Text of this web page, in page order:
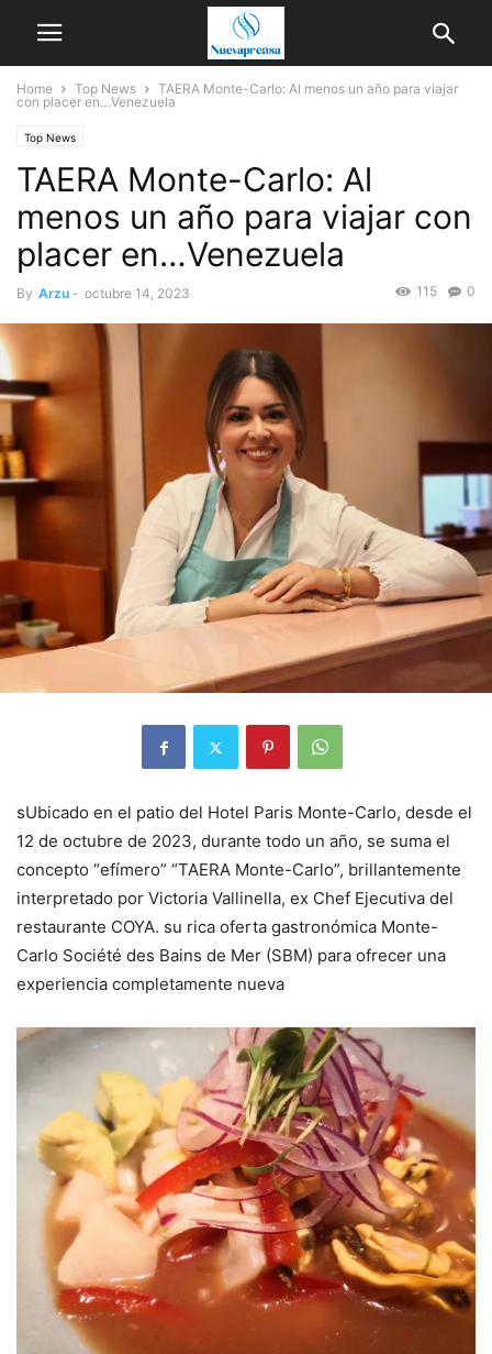
Home Top News
TAERA Monte-Carlo: Al menos un año para viajar
con placer en…Venezuela
Top News
TAERA Monte-Carlo: Al
menos un año para viajar con
placer en…Venezuela
By Arzu - octubre 14, 2023 0
115
sUbicado en el patio del Hotel Paris Monte-Carlo, desde el
12 de octubre de 2023, durante todo un año, se suma el
concepto “efímero” “TAERA Monte-Carlo”, brillantemente
interpretado por Victoria Vallinella, ex Chef Ejecutiva del
restaurante COYA. su rica oferta gastronómica Monte-
Carlo Société des Bains de Mer (SBM) para ofrecer una
experiencia completamente nueva